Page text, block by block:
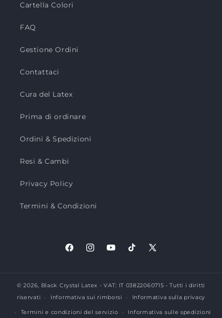
Cartella Colori
FAQ
Gestione Ordini
Contattaci
Cura del Latex
Prima di ordinare
Ordini & Spedizioni
Resi & Cambi
Privacy Policy
Termini & Condizioni
FacebookInstagramYouTubeTikTokX
© 2026, Black Crystal Latex - VAT: IT 03822060715 - Tutti i diritti
riservati
Informativa sui rimborsi Informativa sulla privacy
Termini e condizioni del servizio Informativa sulle spedizioni